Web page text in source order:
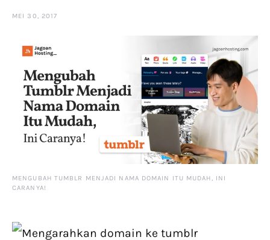
MEI 30, 2017
MENGUBAH TUMBLR MENJADI NAMA DOMAIN ITU MUDAH, INI
CARANYA!